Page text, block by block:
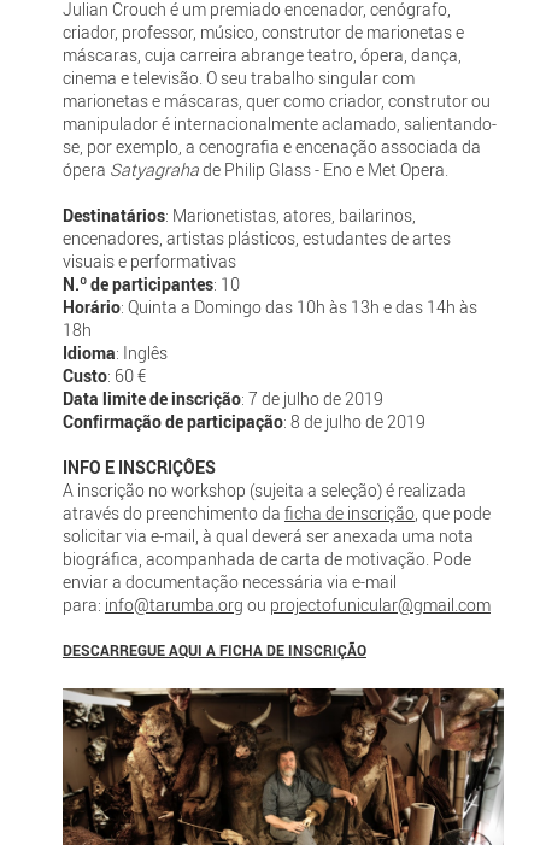
Julian Crouch é um premiado encenador, cenógrafo,
criador, professor, músico, construtor de marionetas e
máscaras, cuja carreira abrange teatro, ópera, dança,
cinema e televisão. O seu trabalho singular com
marionetas e máscaras, quer como criador, construtor ou
manipulador é internacionalmente aclamado, salientando-
se, por exemplo, a cenografia e encenação associada da
ópera Satyagrahade Philip Glass - Eno e Met Opera.
Destinatários: Marionetistas, atores, bailarinos,
encenadores, artistas plásticos, estudantes de artes
visuais e performativas
N.º de participantes: 10
Horário: Quinta a Domingo das 10h às 13h e das 14h às
18h
Idioma: Inglês
Custo: 60 €
Data limite de inscrição: 7 de julho de 2019
Confirmação de participação: 8 de julho de 2019
INFO E INSCRIÇÔES
A inscrição no workshop (sujeita a seleção) é realizada
através do preenchimento da ficha de inscrição, que pode
solicitar via e-mail, à qual deverá ser anexada uma nota
biográfica, acompanhada de carta de motivação. Pode
enviar a documentação necessária via e-mail
para: info@tarumba.org ou projectofunicular@gmail.com
DESCARREGUE AQUI A FICHA DE INSCRIÇÃO